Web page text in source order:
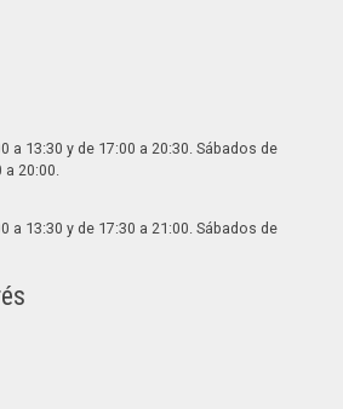
a 13:30 y de 17:00 a 20:30. Sábados de
20:00.
a 13:30 y de 17:30 a 21:00. Sábados de